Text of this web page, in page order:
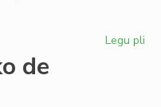
Legu pli
de